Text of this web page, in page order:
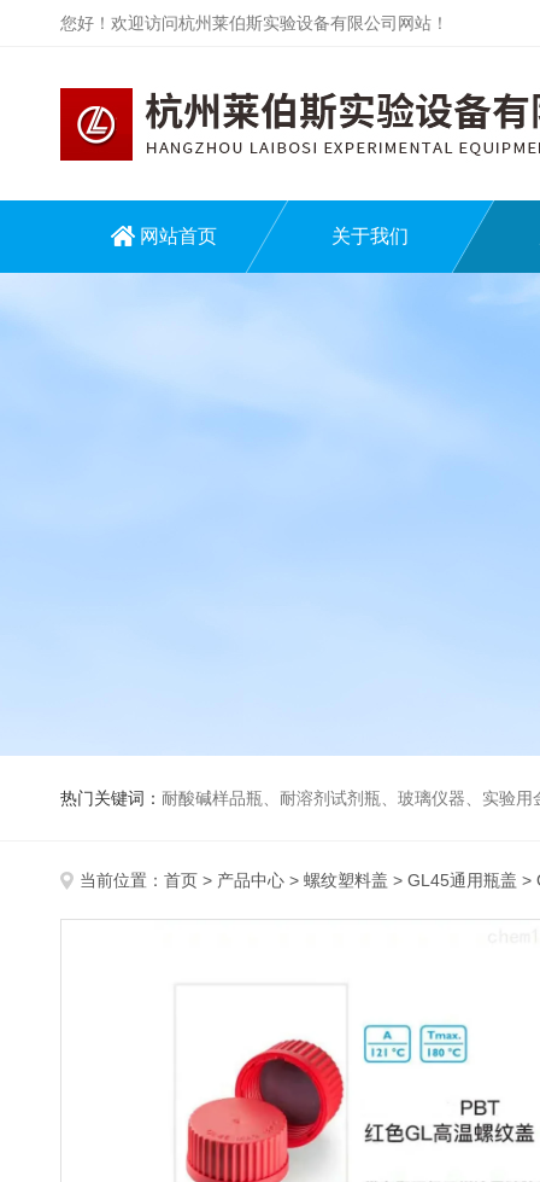
您好！欢迎访问杭州莱伯斯实验设备有限公司网站！
网站首页 关于我们
热门关键词： 耐酸碱样品瓶、耐溶剂试剂瓶、玻璃仪器、实验
当前位置： 首页 > 产品中心 > 螺纹塑料盖 > GL45通用瓶盖 >